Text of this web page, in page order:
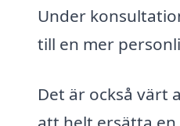
Under
till en mer
Det är också